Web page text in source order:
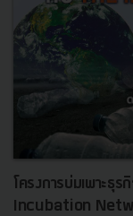
โครงการบ่มเพาะธุ
Incubation